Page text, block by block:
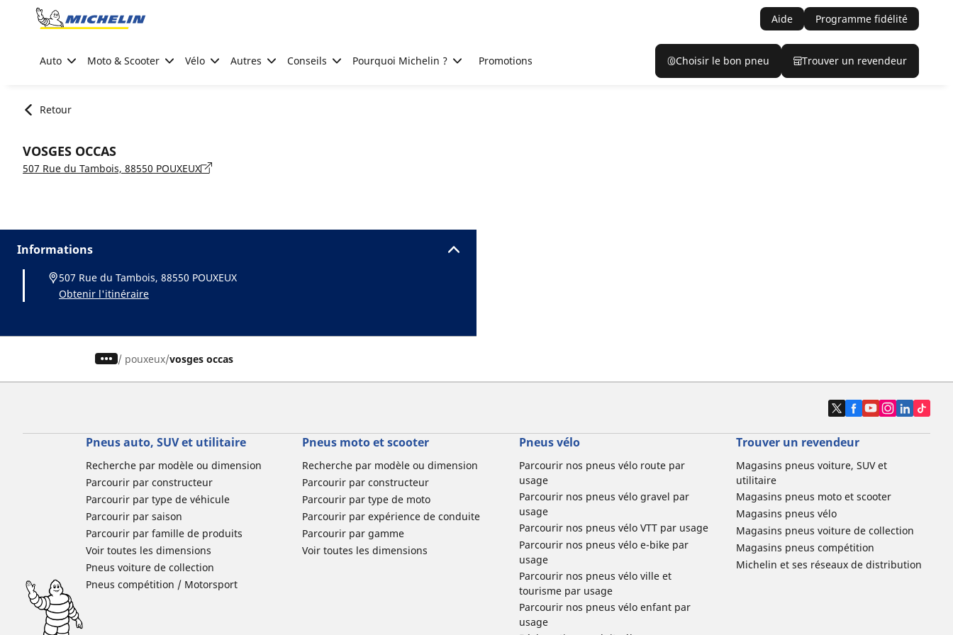
Go to page content
Aide Programme fidélité
Auto Moto & Scooter Vélo Autres Conseils Pourquoi Michelin ? Promotions Choisir le bon pneu Trouver un revendeur
Retour
VOSGES OCCAS
507 Rue du Tambois, 88550 POUXEUX
Informations
507 Rue du Tambois, 88550 POUXEUX
Obtenir l'itinéraire
/ pouxeux vosges occas
Pneus auto, SUV et utilitaire
Recherche par modèle ou dimension
Parcourir par constructeur
Parcourir par type de véhicule
Parcourir par saison
Parcourir par famille de produits
Voir toutes les dimensions
Pneus voiture de collection
Pneus compétition / Motorsport
Pneus moto et scooter
Recherche par modèle ou dimension
Parcourir par constructeur
Parcourir par type de moto
Parcourir par expérience de conduite
Parcourir par gamme
Voir toutes les dimensions
Pneus vélo
Parcourir nos pneus vélo route par
usage
Parcourir nos pneus vélo gravel par
usage
Parcourir nos pneus vélo VTT par usage
Parcourir nos pneus vélo e-bike par
usage
Parcourir nos pneus vélo ville et
tourisme par usage
Parcourir nos pneus vélo enfant par
usage
Trouver un revendeur
Magasins pneus voiture, SUV et
utilitaire
Magasins pneus moto et scooter
Magasins pneus vélo
Magasins pneus voiture de collection
Magasins pneus compétition
Michelin et ses réseaux de distribution